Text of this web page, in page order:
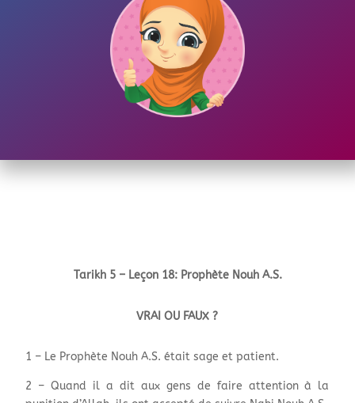
Tarikh 5 – Leçon 18: Prophète Nouh A.S.
VRAI OU FAUX ?
1 – Le Prophète Nouh A.S. était sage et patient.
2 – Quand il a dit aux gens de faire attention à la